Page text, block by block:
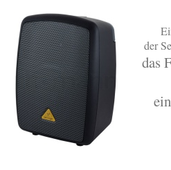
der
das